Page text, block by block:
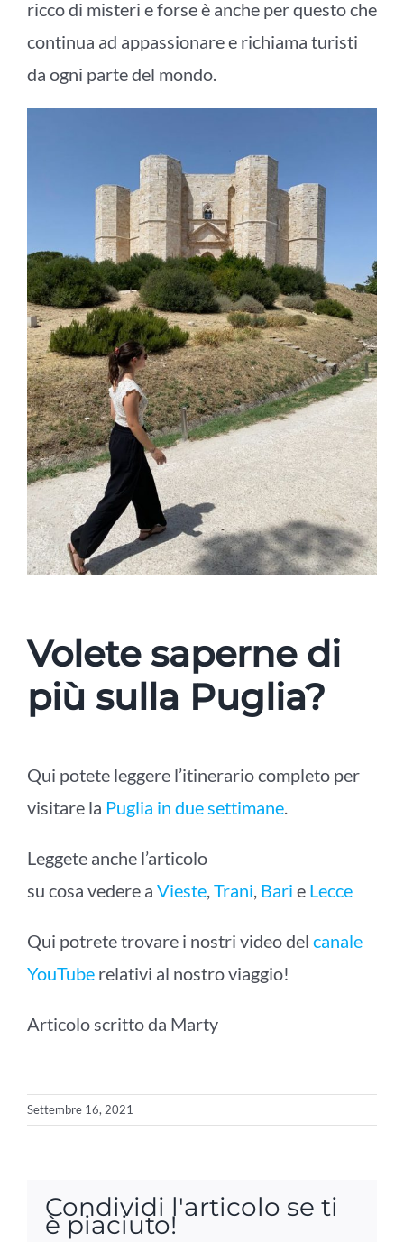
ricco di misteri e forse è anche per questo che
continua ad appassionare e richiama turisti
da ogni parte del mondo.
Volete saperne di
più sulla Puglia?
Qui potete leggere l’itinerario completo per
visitare la Puglia in due settimane.
Leggete anche l’articolo
su cosa vedere a Vieste,Trani, Bari e Lecce
Qui potrete trovare i nostri video del canale
YouTuberelativi al nostro viaggio!
Articolo scritto da Marty
Settembre 16, 2021
Condividi l'articolo se ti
è piaciuto!